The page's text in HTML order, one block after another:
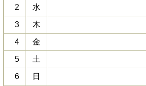
2 水
3 木
4 金
5 土
6 日